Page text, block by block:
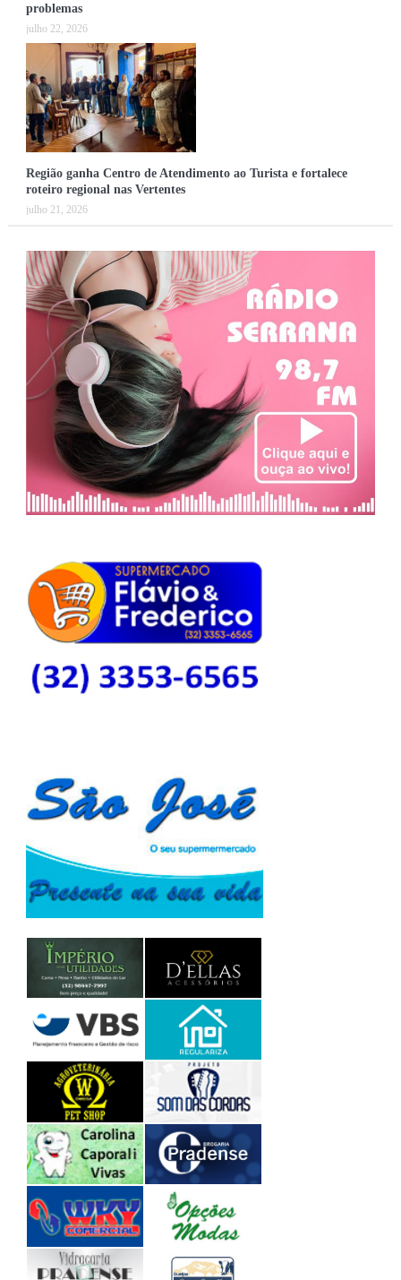
problemas
julho 22, 2026
Região ganha Centro de Atendimento ao Turista e fortalece
roteiro regional nas Vertentes
julho 21, 2026